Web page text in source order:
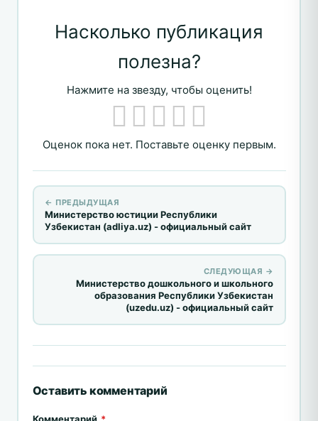
Насколько публикация
полезна?
Нажмите на звезду, чтобы оценить!
Оценок пока нет. Поставьте оценку первым.
← ПРЕДЫДУЩАЯ
Министерство юстиции Республики
Узбекистан (adliya.uz) - официальный сайт
СЛЕДУЮЩАЯ →
Министерство дошкольного и школьного
образования Республики Узбекистан
(uzedu.uz) - официальный сайт
Оставить комментарий
Комментарий *